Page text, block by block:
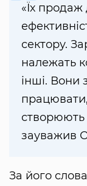
«Їх
сектору.
належать
інші. Вони
створюють
зауважив
За його